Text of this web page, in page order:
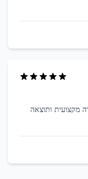
מקצועית ותוצאה